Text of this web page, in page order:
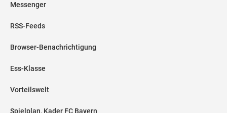
Messenger
RSS-Feeds
Browser-Benachrichtigung
Ess-Klasse
Vorteilswelt
Spielplan, Kader FC Bayern